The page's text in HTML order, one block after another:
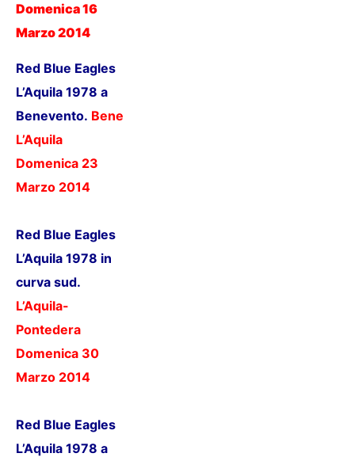
Domenica 16
Marzo 2014
Red Blue Eagles
L’Aquila 1978 a
Benevento. Benevento
L’Aquila
Domenica 23
Marzo 2014
Red Blue Eagles
L’Aquila 1978 in
curva sud.
L’Aquila-
Pontedera
Domenica 30
Marzo 2014
Red Blue Eagles
L’Aquila 1978 a